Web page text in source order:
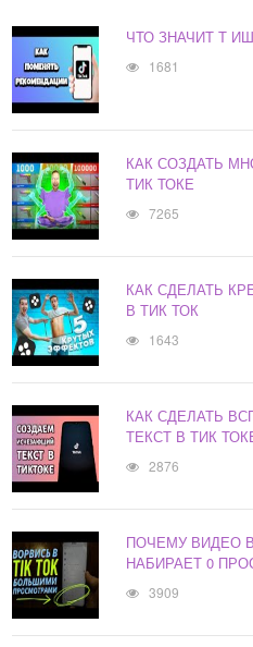
ЧТО ЗНАЧИТ Т
1681
КАК СОЗДАТЬ
ТИК ТОКЕ
7265
КАК СДЕЛАТЬ
В ТИК ТОК
1643
КАК СДЕЛАТЬ
ТЕКСТ В ТИК
2876
ПОЧЕМУ ВИДЕО
НАБИРАЕТ 0
3909